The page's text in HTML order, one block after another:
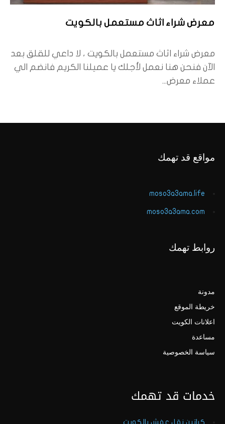
معرض شراء اثاث مستعمل بالكويت
معرض شراء اثاث مستعمل بالكويت ، لا داعي للقلق بعد
الآن فنحن هنا نعمل لأجلك يا عميلنا الكريم فانضم الي
عملاء معرض...
مواقع قد تهمك
moso3a3ama.life
moso3a3ama.com
روابط تهمك
مدونة
خريطة الموقع
اعلانات الكويت
مساعدة
سياسة الخصوصية
خدمات قد تهمك
كراتين نقل عفش بالكويت